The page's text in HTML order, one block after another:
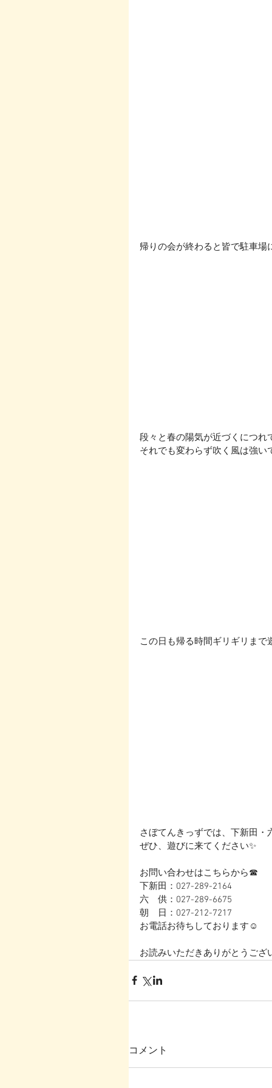
帰りの会が終わると皆で駐車場
段々と春の陽気が近づくにつれ
それでも変わらず吹く風は強
この日も帰る時間ギリギリまで
さぼてんきっずでは、下新田
ぜひ、遊びに来てください✨
お問い合わせはこちらから☎
下新田：027-289-2164
六　供：027-289-6675
朝　日：027-212-7217
お電話お待ちしております☺
お読みいただきありがとうござ
コメント